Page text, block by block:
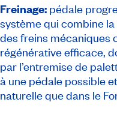
Freinage: pédale
système qui combine
des freins mécaniques
régénérative efficace,
par l’entremise de
à une pédale possible
naturelle que dans le